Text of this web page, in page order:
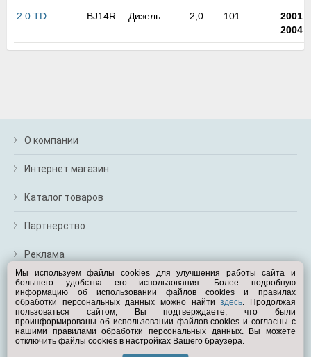
2.0 TD BJ14R Дизель 2,0 101 2001
2004
О компании
Интернет магазин
Каталог товаров
Партнерство
Реклама
Перейти на полную версию
Вам помочь?
© Exist.ru 1998—2026
Мы используем файлы cookies для улучшения работы сайта и
большего удобства его использования. Более подробную
информацию об использовании файлов cookies и правилах
обработки персональных данных можно найтиздесь. Продолжая
пользоваться сайтом, Вы подтверждаете, что были
проинформированы об использовании файлов cookies и согласны с
нашими правилами обработки персональных данных. Вы можете
отключить файлы cookies в настройках Вашего браузера.